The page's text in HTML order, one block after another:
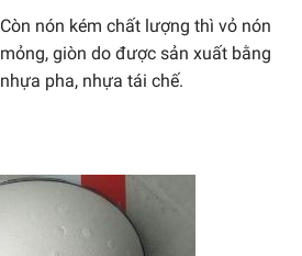
Còn nón kém chất lượng thì vỏ nón
mỏng, giòn do được sản xuất bằng
nhựa pha, nhựa tái chế.